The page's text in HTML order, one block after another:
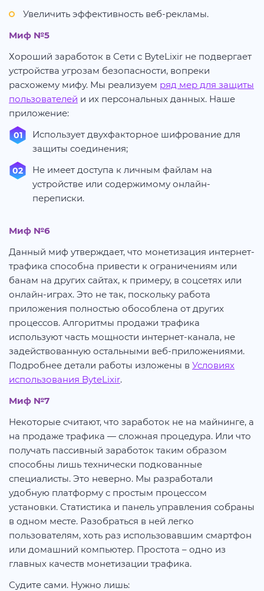
Увеличить эффективность веб-рекламы.
Миф №5
Хороший заработок в Сети с ByteLixir не подвергает
устройства угрозам безопасности, вопреки
расхожему мифу. Мы реализуем ряд мер для защиты
пользователей и их персональных данных. Наше
приложение:
Использует двухфакторное шифрование для
защиты соединения;
Не имеет доступа к личным файлам на
устройстве или содержимому онлайн-
переписки.
Миф №6
Данный миф утверждает, что монетизация интернет-
трафика способна привести к ограничениям или
банам на других сайтах, к примеру, в соцсетях или
онлайн-играх. Это не так, поскольку работа
приложения полностью обособлена от других
процессов. Алгоритмы продажи трафика
используют часть мощности интернет-канала, не
задействованную остальными веб-приложениями.
Подробнее детали работы изложены в Условиях
использования ByteLixir.
Миф №7
Некоторые считают, что заработок не на майнинге, а
на продаже трафика — сложная процедура. Или что
получать пассивный заработок таким образом
способны лишь технически подкованные
специалисты. Это неверно. Мы разработали
удобную платформу с простым процессом
установки. Статистика и панель управления собраны
в одном месте. Разобраться в ней легко
пользователям, хоть раз использовавшим смартфон
или домашний компьютер. Простота – одно из
главных качеств монетизации трафика.
Судите сами. Нужно лишь: